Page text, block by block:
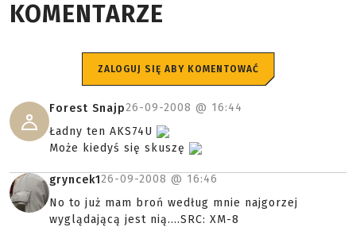
KOMENTARZE
ZALOGUJ SIĘ ABY KOMENTOWAĆ
Forest Snajp26-09-2008 @ 16:44
Ładny ten AKS74U
Może kiedyś się skuszę
gryncek126-09-2008 @ 16:46
No to już mam broń według mnie najgorzej
wyglądającą jest nią....SRC: XM-8